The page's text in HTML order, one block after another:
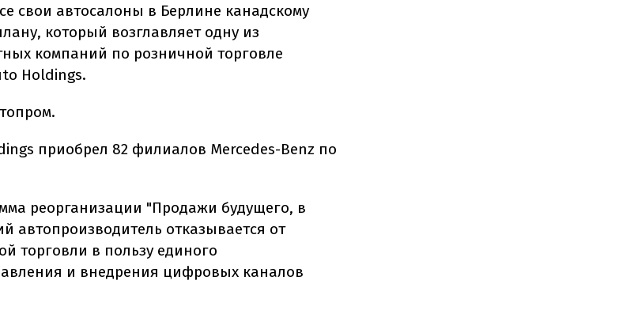
свои автосалоны в Берлине канадскому
который возглавляет одну из
компаний по розничной торговле
Holdings.
приобрел 82 филиалов Mercedes-Benz по
реорганизации "Продажи будущего, в
автопроизводитель отказывается от
торговли в пользу единого
и внедрения цифровых каналов